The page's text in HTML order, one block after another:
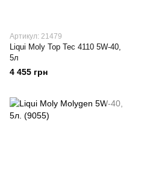
Артикул: 21479
Liqui Moly Top Tec 4110 5W-40,
5л
4 455 грн